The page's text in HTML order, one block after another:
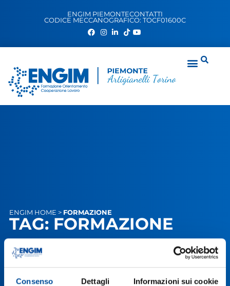
Consenso Dettagli Informazioni sui cookie
ENGIM PIEMONTECONTATTI
CODICE MECCANOGRAFICO: TOCF01600C
ENGIM HOME > FORMAZIONE
TAG: FORMAZIONE